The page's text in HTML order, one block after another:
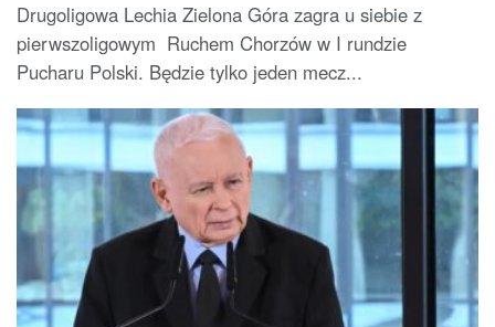
Drugoligowa Lechia Zielona Góra zagra u siebie z
pierwszoligowym Ruchem Chorzów w I rundzie
Pucharu Polski. Będzie tylko jeden mecz...